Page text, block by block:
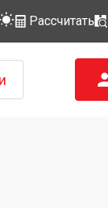
Рассчитать